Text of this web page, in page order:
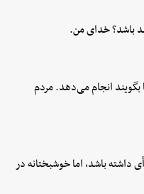
باشد؟ خدای من.
بگویند انجام می‌دهد. مردم
آزار ممکن است در اسرائیل ۹۹٪ رأی داشته باشد، اما خوشبختانه در